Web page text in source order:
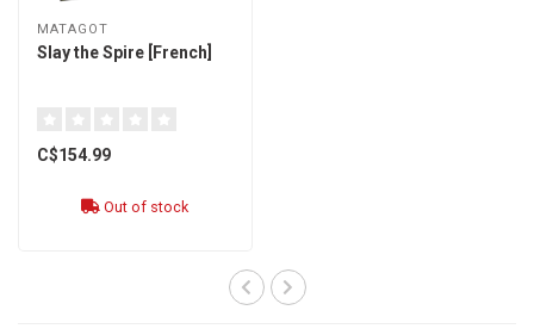
MATAGOT
Slay the Spire [French]
C$154.99
Out of stock